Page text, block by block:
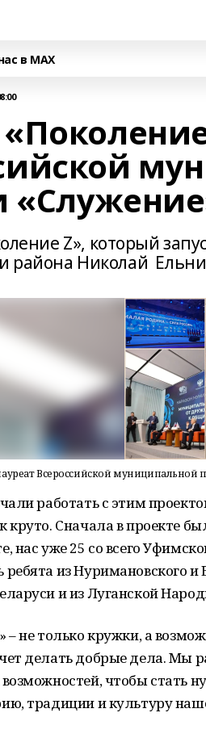
в MAX
Z», который
района Николай
Всероссийской муниципальной
работать с этим
круто. Сначала в проекте
нас уже 25 со всего
ребята из Нуримановского
и из Луганской
– не только кружки, а
делать добрые дела. Мы
возможностей, чтобы
традиции и культуру